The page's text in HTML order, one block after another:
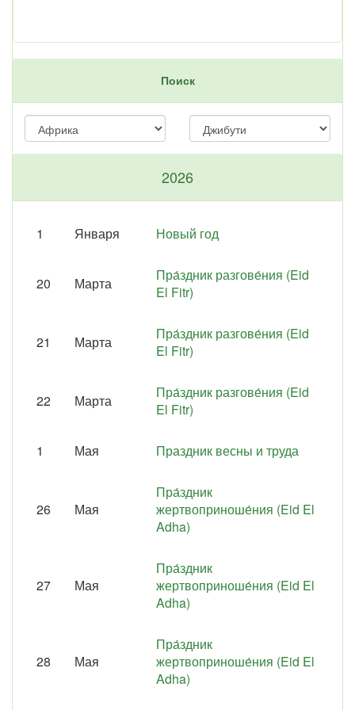
Поиск
2026
1 Января Новый год
20 Марта
Пра́здник разгове́ния (Eid
El Fitr)
21 Марта
Пра́здник разгове́ния (Eid
El Fitr)
22 Марта
Пра́здник разгове́ния (Eid
El Fitr)
1 Мая Праздник весны и труда
26 Мая
Пра́здник
жертвоприноше́ния (Eid El
Adha)
27 Мая
Пра́здник
жертвоприноше́ния (Eid El
Adha)
28 Мая
Пра́здник
жертвоприноше́ния (Eid El
Adha)